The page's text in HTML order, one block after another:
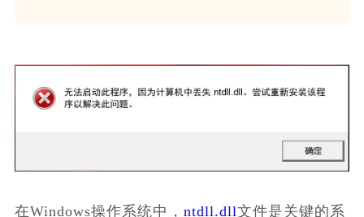
在Windows操作系统中， ntdll.dll文件是关键的系